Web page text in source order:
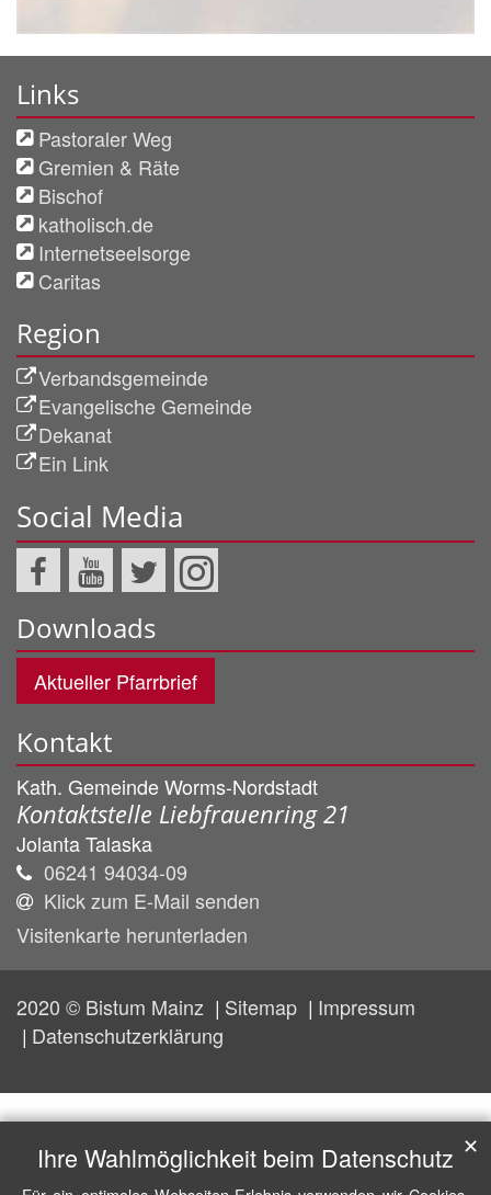
Links
Pastoraler Weg
Gremien & Räte
Bischof
katholisch.de
Internetseelsorge
Caritas
Region
Verbandsgemeinde
Evangelische Gemeinde
Dekanat
Ein Link
Social Media
Downloads
Aktueller Pfarrbrief
Kontakt
Kath. Gemeinde Worms-Nordstadt
Kontaktstelle Liebfrauenring 21
JolantaTalaska
06241 94034-09
Klick zum E-Mail senden
Visitenkarte herunterladen
2020 © Bistum Mainz Sitemap
Impressum
Datenschutzerklärung
Ihre Wahlmöglichkeit beim Datenschutz ✕